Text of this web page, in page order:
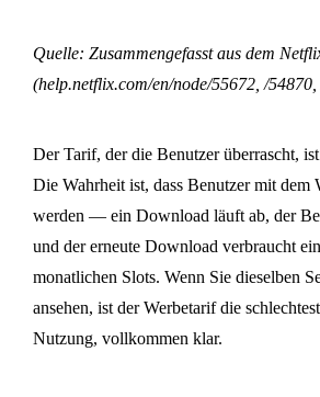
Quelle: Zusammengefasst aus dem
(help.netflix.com/en/node/55672, /
Der Tarif, der die Benutzer überrascht,
Die Wahrheit ist, dass Benutzer mit dem
werden — ein Download läuft ab, der
und der erneute Download verbraucht
monatlichen Slots. Wenn Sie dieselben
ansehen, ist der Werbetarif die
Nutzung, vollkommen klar.